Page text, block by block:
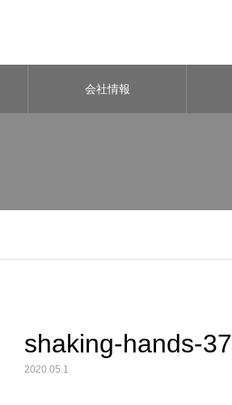
会社情報
shaking-hands-
2020.05.1